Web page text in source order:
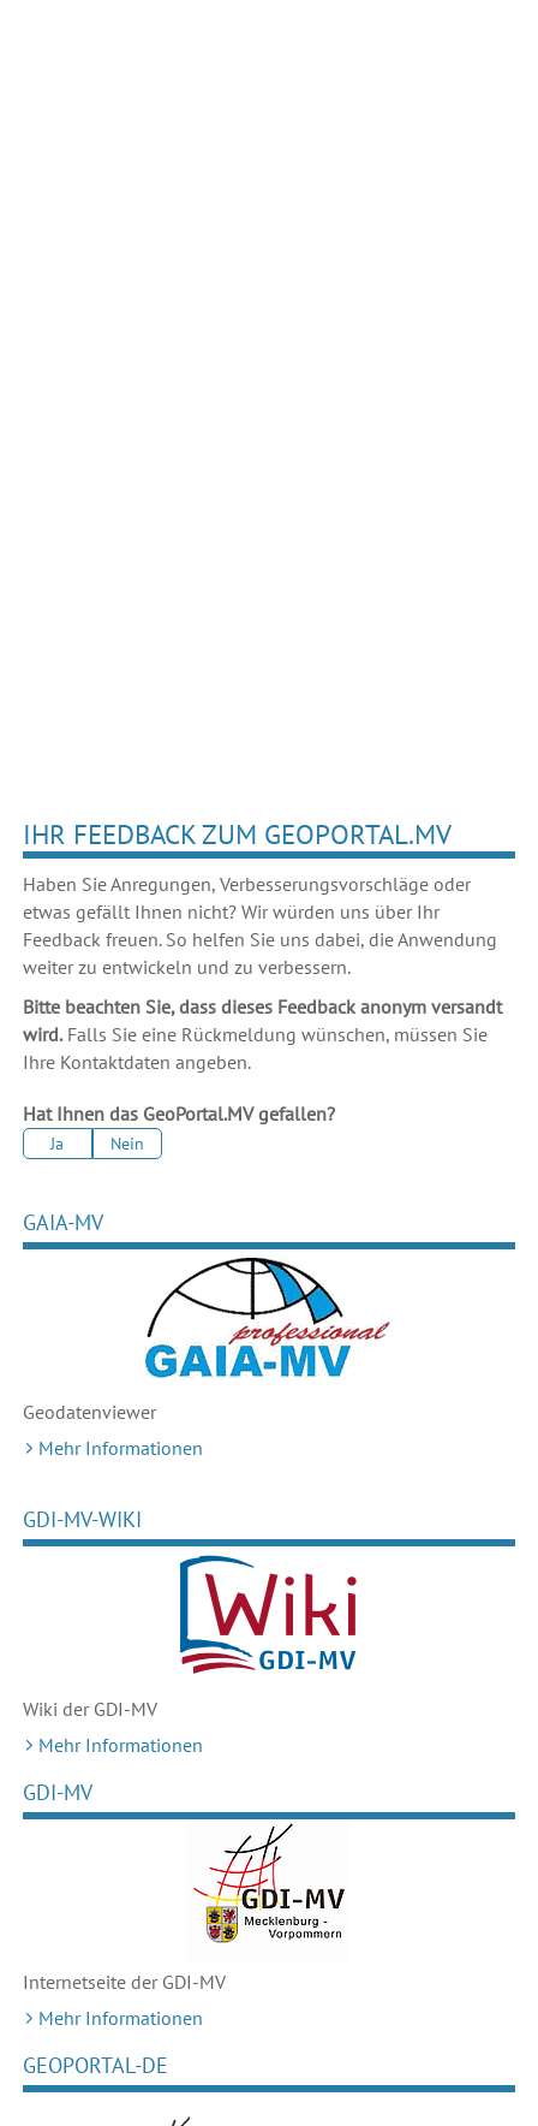
IHR FEEDBACK ZUM GEOPORTAL.MV
Haben Sie Anregungen, Verbesserungsvorschläge oder
etwas gefällt Ihnen nicht? Wir würden uns über Ihr
Feedback freuen. So helfen Sie uns dabei, die Anwendung
weiter zu entwickeln und zu verbessern.
Bitte beachten Sie, dass dieses Feedback anonym versandt
wird.Falls Sie eine Rückmeldung wünschen, müssen Sie
Ihre Kontaktdaten angeben.
Hat Ihnen das GeoPortal.MV gefallen?
Ja Nein
GAIA-MV
Geodatenviewer
Mehr Informationen
GDI-MV-WIKI
Wiki der GDI-MV
Mehr Informationen
GDI-MV
Internetseite der GDI-MV
Mehr Informationen
GEOPORTAL-DE